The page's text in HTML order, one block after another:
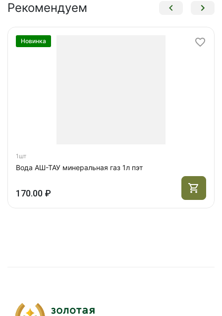
Рекомендуем
Новинка
1шт
Вода АШ-ТАУ минеральная газ 1л пэт
170.00 ₽